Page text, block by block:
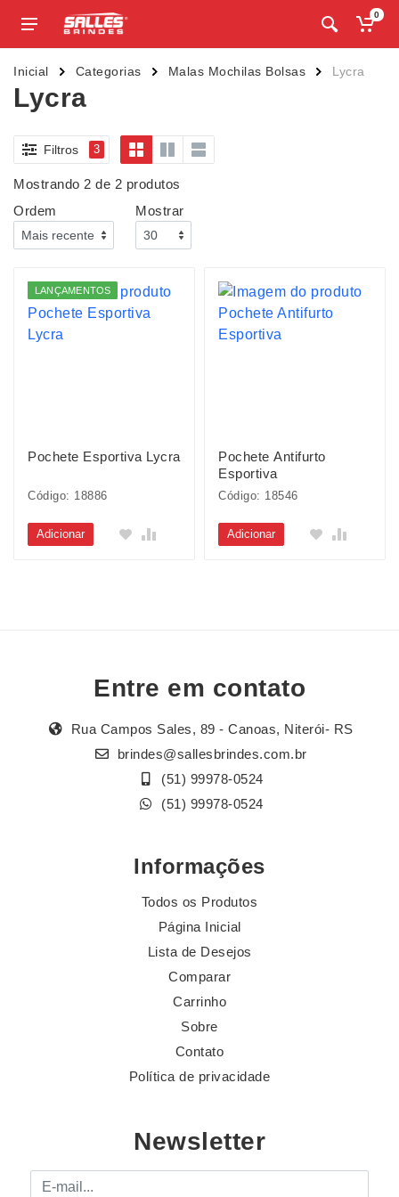
0
Inicial Categorias Malas Mochilas Bolsas Lycra
Lycra
Filtros 3
Mostrando 2 de 2 produtos
Ordem
Mostrar
LANÇAMENTOS
Pochete Esportiva Lycra
Código: 18886
Adicionar
Pochete Antifurto
Esportiva
Código: 18546
Adicionar
Entre em contato
Rua Campos Sales, 89 - Canoas, Niterói- RS
brindes@sallesbrindes.com.br
(51) 99978-0524
(51) 99978-0524
Informações
Todos os Produtos
Página Inicial
Lista de Desejos
Comparar
Carrinho
Sobre
Contato
Política de privacidade
Newsletter
E-mail